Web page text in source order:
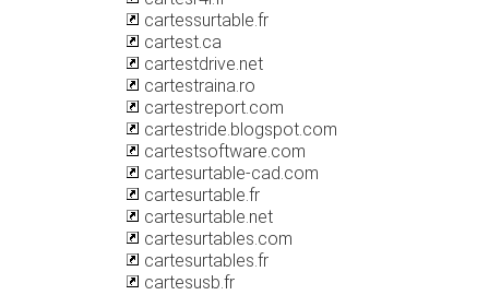
cartessurtable.fr
cartest.ca
cartestdrive.net
cartestraina.ro
cartestreport.com
cartestride.blogspot.com
cartestsoftware.com
cartesurtable-cad.com
cartesurtable.fr
cartesurtable.net
cartesurtables.com
cartesurtables.fr
cartesusb.fr